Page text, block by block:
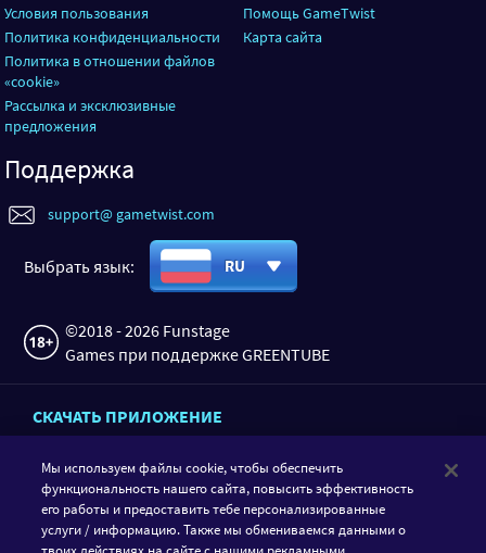
Условия пользования
Политика конфиденциальности
Политика в отношении файлов
«cookie»
Рассылка и эксклюзивные
предложения
Помощь GameTwist
Карта сайта
Поддержка
support@ gametwist.com
Выбрать язык: RU
©2018 - 2026 Funstage
Games при поддержке GREENTUBE
СКАЧАТЬ ПРИЛОЖЕНИЕ
Мы используем файлы cookie, чтобы обеспечить
функциональность нашего сайта, повысить эффективность
его работы и предоставить тебе персонализированные
услуги / информацию. Также мы обмениваемся данными о